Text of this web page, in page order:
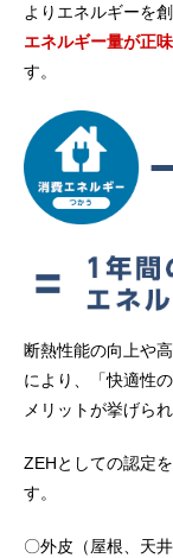
よりエネルギーを創
エネルギー量が正
す。
断熱性能の向上や
により、「快適性
メリットが挙げられ
ZEHとしての認定
す。
〇外皮（屋根、天